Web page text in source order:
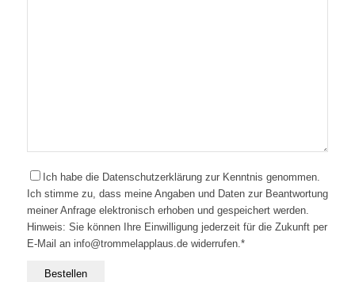
Ich habe die Datenschutzerklärung zur Kenntnis genommen.
Ich stimme zu, dass meine Angaben und Daten zur Beantwortung
meiner Anfrage elektronisch erhoben und gespeichert werden.
Hinweis: Sie können Ihre Einwilligung jederzeit für die Zukunft per
E-Mail an info@trommelapplaus.de widerrufen.*